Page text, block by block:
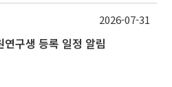
구생 등록 일정 알림
2026-07-31